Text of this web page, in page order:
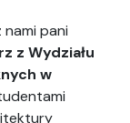
pani
z Wydziału
w